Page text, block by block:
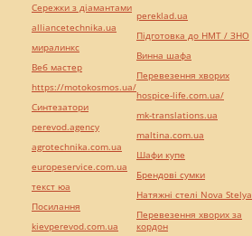
Сережки з діамантами
alliancetechnika.ua
миралинкс
Веб мастер
https://motokosmos.ua/
Синтезатори
perevod.agency
agrotechnika.com.ua
europeservice.com.ua
текст юа
Посилання
kievperevod.com.ua
pereklad.ua
Підготовка до НМТ / ЗНО
Винна шафа
Перевезення хворих
hospice-life.com.ua/
mk-translations.ua
maltina.com.ua
Шафи купе
Брендові сумки
Натяжні стелі Nova Stelya
Перевезення хворих за
кордон